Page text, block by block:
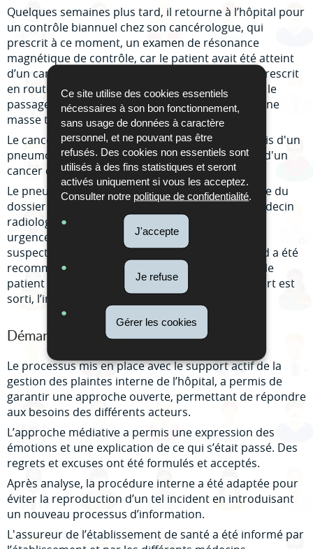
Ce site utilise des cookies essentiels
nécessaires à son bon fonctionnement,
sans usage de données à caractère
personnel, et ne pouvant pas être
refusés. Des cookies non essentiels sont
utilisés à des fins statistiques et seront
activés uniquement si vous les acceptez.
Consulter notre politique de confidentialité.
J'accepte
Je refuse
Gérer les cookies
Quelques semaines plus tard, il retourne à l’hôpital pour
un contrôle biannuel chez son cancérologue, qui
prescrit à ce moment, un examen de résonance
magnétique de contrôle, car le patient avait été atteint
d’un cancer il y a quelques années. Cet examen prescrit
en routine, est réalisé plus ou moins un an après le
passage au service des Urgences, et on détecte une
masse tumorale au niveau du poumon droit.
Le cancérologue demande immédiatement un avis d'un
pneumologue. Ce dernier confirme le diagnostic d'un
cancer du poumon.
Le pneumologue se rend compte, lors de l'analyse du
dossier médical du patient, que le rapport du médecin
radiologue (radiographie du thorax) effectué aux
urgences, montrait déjà la présence d’une masse
suspecte, dont un contrôle six semaines plus tard a été
recommandé par le médecin radiologue. Vu que le
patient avait déjà quitté l’hôpital lorsque le rapport est
sorti, l’information a été délaissée.
Démarche et résultat obtenu
Le processus mis en place avec le support actif de la
gestion des plaintes interne de l’hôpital, a permis de
garantir une approche ouverte, permettant de répondre
aux besoins des différents acteurs.
L’approche médiative a permis une expression des
émotions et une explication de ce qui s’était passé. Des
regrets et excuses ont été formulés et acceptés.
Après analyse, la procédure interne a été adaptée pour
éviter la reproduction d’un tel incident en introduisant
un nouveau processus d’information.
L'assureur de l’établissement de santé a été informé par